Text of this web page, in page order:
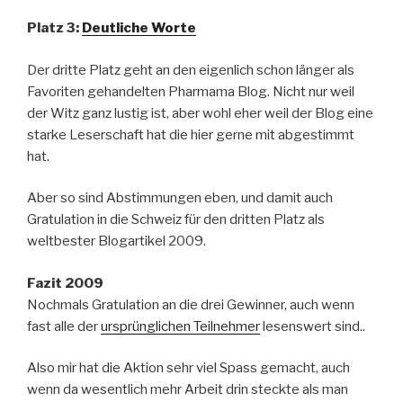
Platz 3: Deutliche Worte
Der dritte Platz geht an den eigenlich schon länger als
Favoriten gehandelten Pharmama Blog. Nicht nur weil
der Witz ganz lustig ist, aber wohl eher weil der Blog eine
starke Leserschaft hat die hier gerne mit abgestimmt
hat.
Aber so sind Abstimmungen eben, und damit auch
Gratulation in die Schweiz für den dritten Platz als
weltbester Blogartikel 2009.
Fazit 2009
Nochmals Gratulation an die drei Gewinner, auch wenn
fast alle derursprünglichen Teilnehmerlesenswert sind..
Also mir hat die Aktion sehr viel Spass gemacht, auch
wenn da wesentlich mehr Arbeit drin steckte als man